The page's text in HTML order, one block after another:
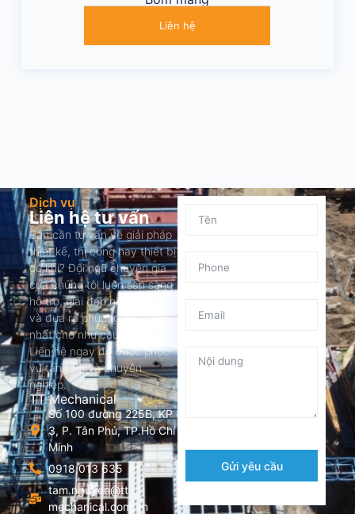
Liên hệ
Dịch vụ
Liên hệ tư vấn
Bạn cần tư vấn về giải pháp
thiết kế, thi công hay thiết bị
cơ khí? Đội ngũ chuyên gia
của chúng tôi luôn sẵn sàng
hỗ trợ, giải đáp nhanh chóng
và đưa ra phương án tối ưu
nhất cho nhu cầu của bạn.
Liên hệ ngay để được phục
vụ tận tâm và chuyên
nghiệp.
TT Mechanical
Số 100 đường 225B, KP
3, P. Tân Phú, TP.Hồ Chí
Minh
0918 013 635
tam.nguyen@tt-
mechanical.com.vn
Gửi yêu cầu